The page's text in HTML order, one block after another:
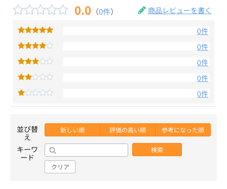
0.0 （0件） 商品レビューを書く
0件
0件
0件
0件
0件
並び替
え
新しい順 評価の高い順 参考になった順
キーワ
ード
検索
クリア